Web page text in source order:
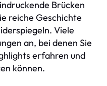
Brücken
reiche Geschichte
Viele
an, bei denen Sie
erfahren und
können.